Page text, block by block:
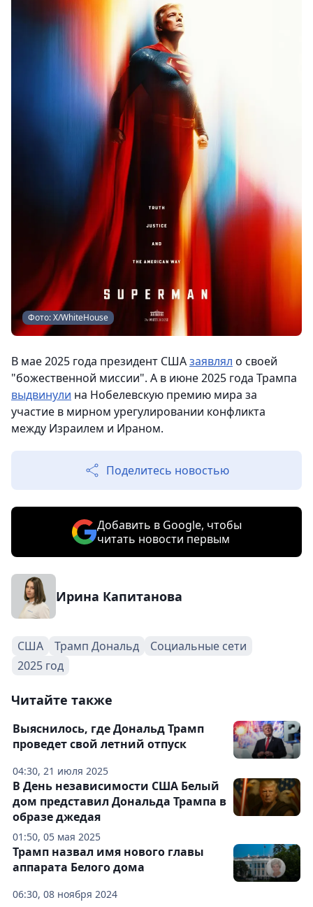
Фото: X/WhiteHouse
В мае 2025 года президент СШАзаявлял о своей
"божественной миссии". А в июне 2025 года Трампа
выдвинули на Нобелевскую премию мира за
участие в мирном урегулировании конфликта
между Израилем и Ираном.
Поделитесь новостью
Добавить в Google, чтобы
читать новости первым
Ирина Капитанова
США Трамп Дональд
Социальные сети
2025 год
Читайте также
04:30, 21 июля 2025
Выяснилось, где Дональд Трамп
проведет свой летний отпуск
01:50, 05 мая 2025
В День независимости США Белый
дом представил Дональда Трампа в
образе джедая
06:30, 08 ноября 2024
Трамп назвал имя нового главы
аппарата Белого дома